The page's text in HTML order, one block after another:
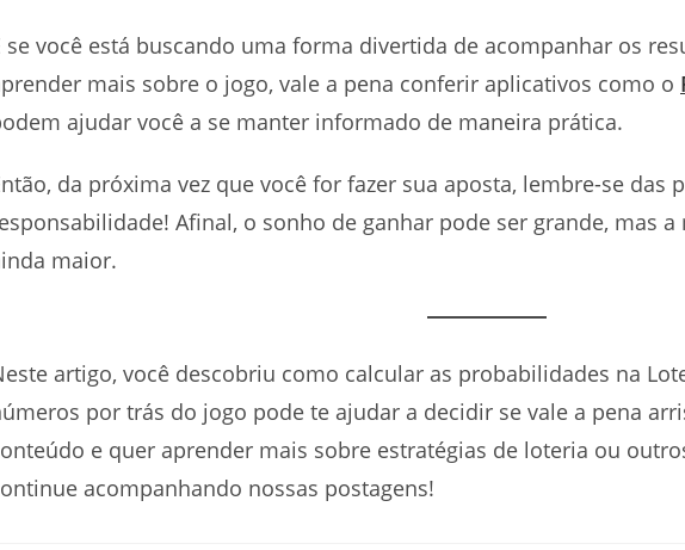
se você está buscando uma forma divertida de acompanhar os
mais sobre o jogo, vale a pena conferir aplicativos como o
ajudar você a se manter informado de maneira prática.
da próxima vez que você for fazer sua aposta, lembre-se das
Afinal, o sonho de ganhar pode ser grande, mas
maior.
artigo, você descobriu como calcular as probabilidades na
por trás do jogo pode te ajudar a decidir se vale a pena
e quer aprender mais sobre estratégias de loteria ou
acompanhando nossas postagens!